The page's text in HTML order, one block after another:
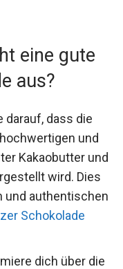
eine gute
aus?
darauf, dass die
und
Kakaobutter und
wird. Dies
und authentischen
Schokolade
dich über die